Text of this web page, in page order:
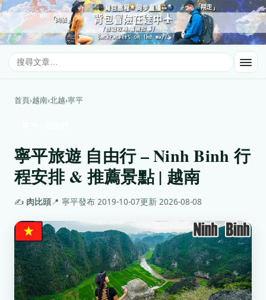
首頁›越南›北越›寧平
寧平旅遊 自由行 – Ninh Binh 行
程安排 & 推薦景點 | 越南
✍️ 肉比頭📍 寧平發布 2019-10-07更新 2026-08-08